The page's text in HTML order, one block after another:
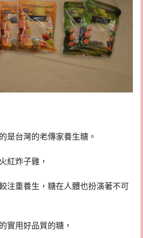
是台灣的老傳家養生糖。
紅炸子雞，
注重養生，糖在人體也扮演著不可
實用好品質的糖，